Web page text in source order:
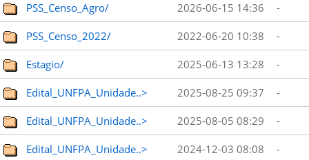
PSS_Censo_Agro/ 2026-06-15 14:36 -
PSS_Censo_2022/ 2022-06-20 10:38 -
Estagio/ 2025-06-13 13:28 -
Edital_UNFPA_Unidade..> 2025-08-25 09:37 -
Edital_UNFPA_Unidade..> 2025-08-05 08:29 -
Edital_UNFPA_Unidade..> 2024-12-03 08:08 -